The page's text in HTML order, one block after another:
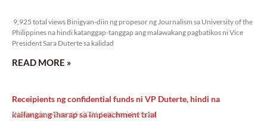
9,925 total views Binigyan-diin ng propesor ng Journalism sa University of the
Philippines na hindi katanggap-tanggap ang malawakang pagbatikos ni Vice
President Sara Duterte sa kalidad
READ MORE »
Receipients ng confidential funds ni VP Duterte, hindi na
kailangang iharap sa impeachment trial
Wednesday, August 5, 2026 1:49 pm 1:49 pm